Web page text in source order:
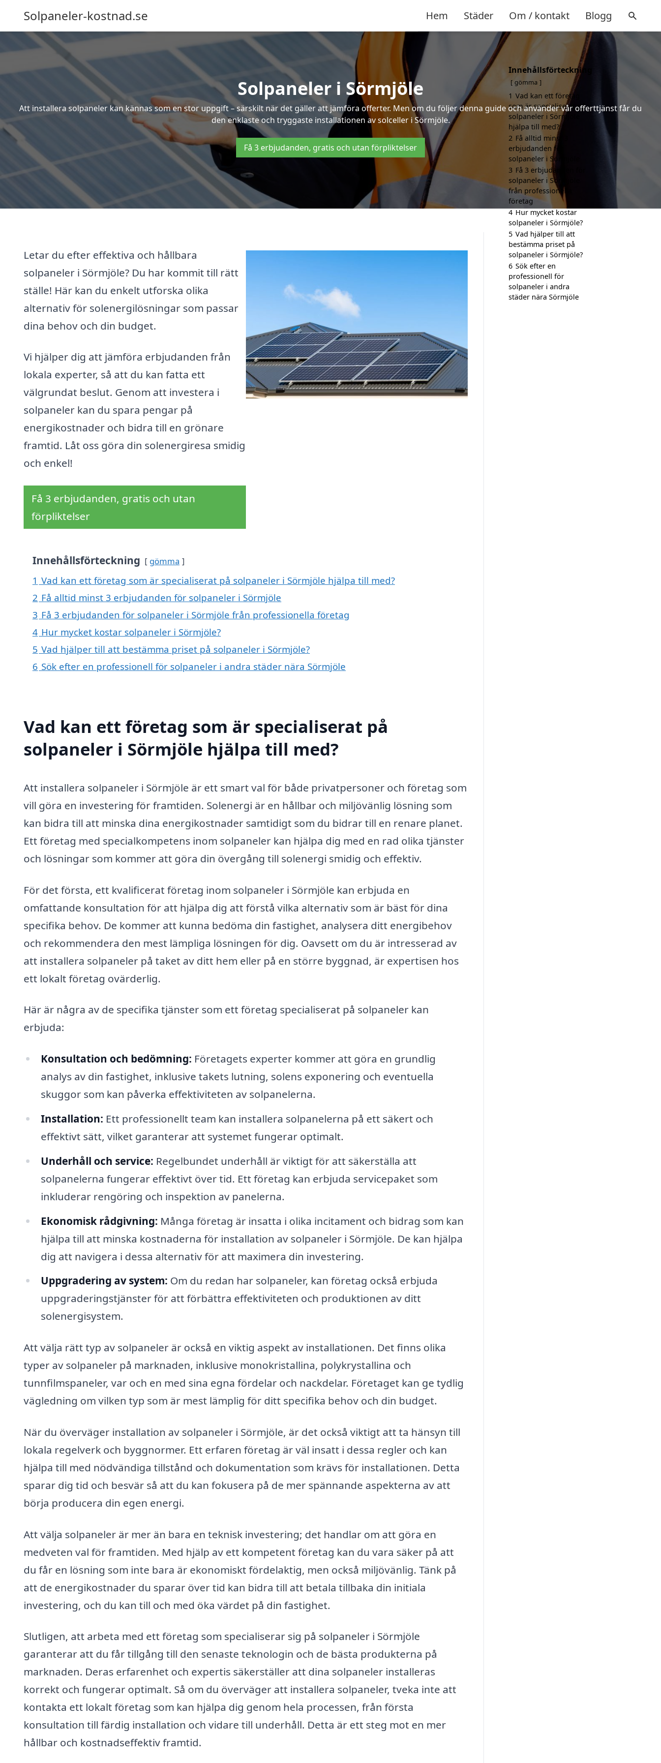
Solpaneler-kostnad.se Hem Städer Om / kontakt Blogg
Solpaneler i Sörmjöle
Att installera solpaneler kan kännas som en stor uppgift – särskilt när det gäller att jämföra offerter. Men om du följer denna guide och använder vår offerttjänst får du
den enklaste och tryggaste installationen av solceller i Sörmjöle.
Få 3 erbjudanden, gratis och utan förpliktelser
Letar du efter effektiva och hållbara
solpaneler i Sörmjöle? Du har kommit till rätt
ställe! Här kan du enkelt utforska olika
alternativ för solenergilösningar som passar
dina behov och din budget.
Vi hjälper dig att jämföra erbjudanden från
lokala experter, så att du kan fatta ett
välgrundat beslut. Genom att investera i
solpaneler kan du spara pengar på
energikostnader och bidra till en grönare
framtid. Låt oss göra din solenergiresa smidig
och enkel!
Få 3 erbjudanden, gratis och utan
förpliktelser
Innehållsförteckning gömma
1 Vad kan ett företag som är specialiserat på solpaneler i Sörmjöle hjälpa till med?
2 Få alltid minst 3 erbjudanden för solpaneler i Sörmjöle
3 Få 3 erbjudanden för solpaneler i Sörmjöle från professionella företag
4 Hur mycket kostar solpaneler i Sörmjöle?
5 Vad hjälper till att bestämma priset på solpaneler i Sörmjöle?
6 Sök efter en professionell för solpaneler i andra städer nära Sörmjöle
Vad kan ett företag som är specialiserat på
solpaneler i Sörmjöle hjälpa till med?
Att installera solpaneler i Sörmjöle är ett smart val för både privatpersoner och företag som
vill göra en investering för framtiden. Solenergi är en hållbar och miljövänlig lösning som
kan bidra till att minska dina energikostnader samtidigt som du bidrar till en renare planet.
Ett företag med specialkompetens inom solpaneler kan hjälpa dig med en rad olika tjänster
och lösningar som kommer att göra din övergång till solenergi smidig och effektiv.
För det första, ett kvalificerat företag inom solpaneler i Sörmjöle kan erbjuda en
omfattande konsultation för att hjälpa dig att förstå vilka alternativ som är bäst för dina
specifika behov. De kommer att kunna bedöma din fastighet, analysera ditt energibehov
och rekommendera den mest lämpliga lösningen för dig. Oavsett om du är intresserad av
att installera solpaneler på taket av ditt hem eller på en större byggnad, är expertisen hos
ett lokalt företag ovärderlig.
Här är några av de specifika tjänster som ett företag specialiserat på solpaneler kan
erbjuda:
Konsultation och bedömning: Företagets experter kommer att göra en grundlig
analys av din fastighet, inklusive takets lutning, solens exponering och eventuella
skuggor som kan påverka effektiviteten av solpanelerna.
Installation: Ett professionellt team kan installera solpanelerna på ett säkert och
effektivt sätt, vilket garanterar att systemet fungerar optimalt.
Underhåll och service: Regelbundet underhåll är viktigt för att säkerställa att
solpanelerna fungerar effektivt över tid. Ett företag kan erbjuda servicepaket som
inkluderar rengöring och inspektion av panelerna.
Ekonomisk rådgivning: Många företag är insatta i olika incitament och bidrag som kan
hjälpa till att minska kostnaderna för installation av solpaneler i Sörmjöle. De kan hjälpa
dig att navigera i dessa alternativ för att maximera din investering.
Uppgradering av system: Om du redan har solpaneler, kan företag också erbjuda
uppgraderingstjänster för att förbättra effektiviteten och produktionen av ditt
solenergisystem.
Att välja rätt typ av solpaneler är också en viktig aspekt av installationen. Det finns olika
typer av solpaneler på marknaden, inklusive monokristallina, polykrystallina och
tunnfilmspaneler, var och en med sina egna fördelar och nackdelar. Företaget kan ge tydlig
vägledning om vilken typ som är mest lämplig för ditt specifika behov och din budget.
När du överväger installation av solpaneler i Sörmjöle, är det också viktigt att ta hänsyn till
lokala regelverk och byggnormer. Ett erfaren företag är väl insatt i dessa regler och kan
hjälpa till med nödvändiga tillstånd och dokumentation som krävs för installationen. Detta
sparar dig tid och besvär så att du kan fokusera på de mer spännande aspekterna av att
börja producera din egen energi.
Att välja solpaneler är mer än bara en teknisk investering; det handlar om att göra en
medveten val för framtiden. Med hjälp av ett kompetent företag kan du vara säker på att
du får en lösning som inte bara är ekonomiskt fördelaktig, men också miljövänlig. Tänk på
att de energikostnader du sparar över tid kan bidra till att betala tillbaka din initiala
investering, och du kan till och med öka värdet på din fastighet.
Slutligen, att arbeta med ett företag som specialiserar sig på solpaneler i Sörmjöle
garanterar att du får tillgång till den senaste teknologin och de bästa produkterna på
marknaden. Deras erfarenhet och expertis säkerställer att dina solpaneler installeras
korrekt och fungerar optimalt. Så om du överväger att installera solpaneler, tveka inte att
kontakta ett lokalt företag som kan hjälpa dig genom hela processen, från första
konsultation till färdig installation och vidare till underhåll. Detta är ett steg mot en mer
hållbar och kostnadseffektiv framtid.
Innehållsförteckning
gömma
1 Vad kan ett företag
som är specialiserat på
solpaneler i Sörmjöle
hjälpa till med?
2 Få alltid minst 3
erbjudanden för
solpaneler i Sörmjöle
3 Få 3 erbjudanden för
solpaneler i Sörmjöle
från professionella
företag
4 Hur mycket kostar
solpaneler i Sörmjöle?
5 Vad hjälper till att
bestämma priset på
solpaneler i Sörmjöle?
6 Sök efter en
professionell för
solpaneler i andra
städer nära Sörmjöle